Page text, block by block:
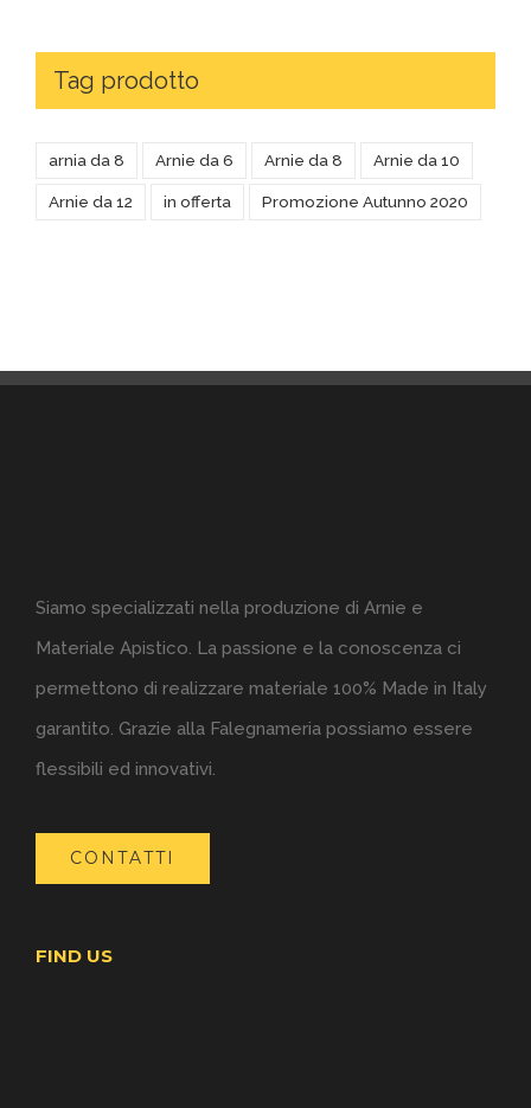
Tag prodotto
arnia da 8 Arnie da 6 Arnie da 8 Arnie da 10
Arnie da 12 in offerta Promozione Autunno 2020
Siamo specializzati nella produzione di Arnie e
Materiale Apistico. La passione e la conoscenza ci
permettono di realizzare materiale 100% Made in Italy
garantito. Grazie alla Falegnameria possiamo essere
flessibili ed innovativi.
CONTATTI
FIND US